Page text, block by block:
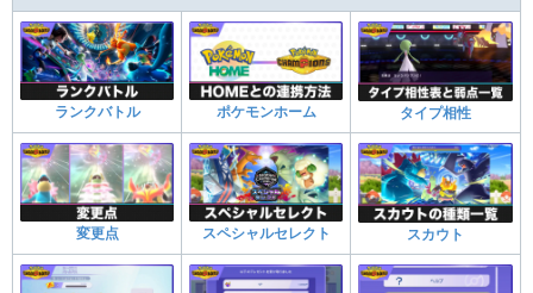
ランクバトル ポケモンホーム タイプ相性
変更点 スペシャルセレクト スカウト